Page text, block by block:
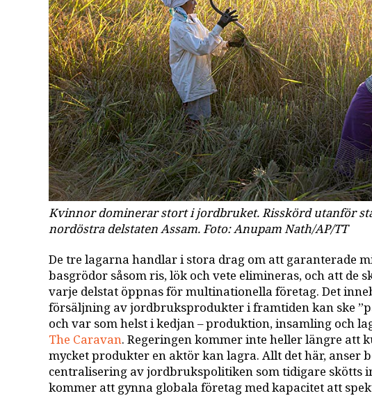
Kvinnor dominerar stort i jordbruket. Risskörd utanför
nordöstra delstaten Assam. Foto: Anupam Nath/AP/TT
De tre lagarna handlar i stora drag om att garanterade
basgrödor såsom ris, lök och vete elimineras, och att de
varje delstat öppnas för multinationella företag. Det
försäljning av jordbruksprodukter i framtiden kan ske
och var som helst i kedjan – produktion, insamling och
The Caravan. Regeringen kommer inte heller längre att
mycket produkter en aktör kan lagra. Allt det här, anser
centralisering av jordbrukspolitiken som tidigare skötts
kommer att gynna globala företag med kapacitet att